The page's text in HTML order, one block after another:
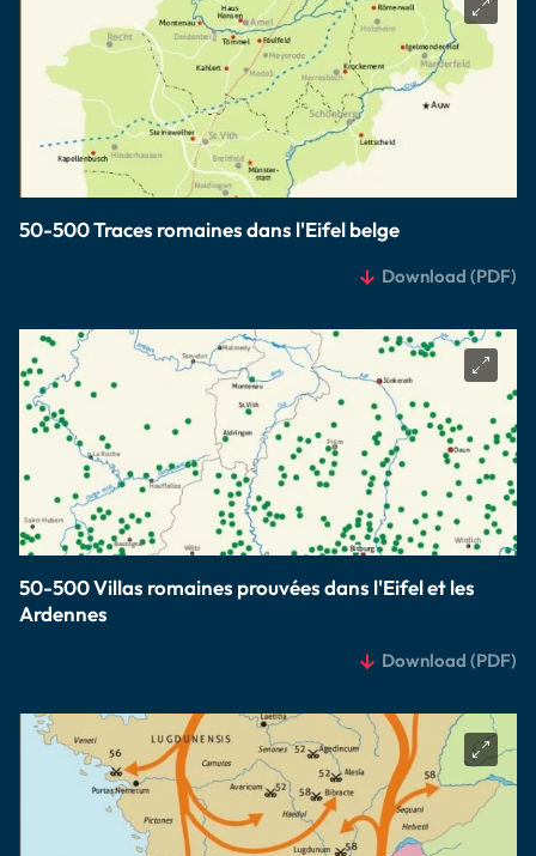
50-500 Traces romaines dans l'Eifel belge
Download (PDF)
50-500 Villas romaines prouvées dans l'Eifel et les
Ardennes
Download (PDF)